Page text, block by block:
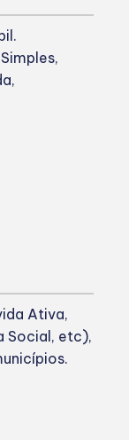
Ativa,
Social, etc),